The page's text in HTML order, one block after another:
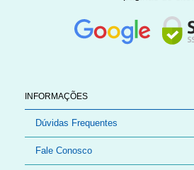
INFORMAÇÕES
Dúvidas Frequentes
Fale Conosco